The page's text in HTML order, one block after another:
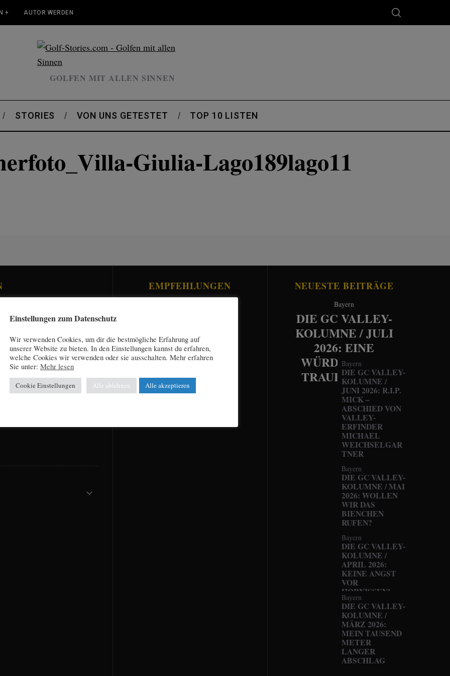
+ AUTOR WERDEN
GOLFEN MIT ALLEN SINNEN
STORIES VON UNS GETESTET TOP 10 LISTEN
Giulia-Lago189lago11
EMPFEHLUNGEN NEUESTE BEITRÄGE
Bayern
DIE GC VALLEY-
KOLUMNE / JULI
2026: EINE
WÜRDEVOLLE
TRAUERFEIER
Bayern
DIE GC VALLEY-
KOLUMNE /
JUNI 2026: R.I.P.
MICK –
ABSCHIED VON
VALLEY-
ERFINDER
MICHAEL
WEICHSELGAR
TNER
Bayern
DIE GC VALLEY-
KOLUMNE / MAI
2026: WOLLEN
WIR DAS
BIENCHEN
RUFEN?
Bayern
DIE GC VALLEY-
KOLUMNE /
APRIL 2026:
KEINE ANGST
VOR
HORNISSEN!
Bayern
DIE GC VALLEY-
KOLUMNE /
MÄRZ 2026:
MEIN TAUSEND
METER
LANGER
ABSCHLAG
Einstellungen zum Datenschutz
Wir verwenden Cookies, um dir die bestmögliche Erfahrung auf
unserer Website zu bieten. In den Einstellungen kannst du erfahren,
welche Cookies wir verwenden oder sie ausschalten. Mehr erfahren
Sie unter: Mehr lesen
Cookie Einstellungen Alle ablehnen Alle akzeptieren